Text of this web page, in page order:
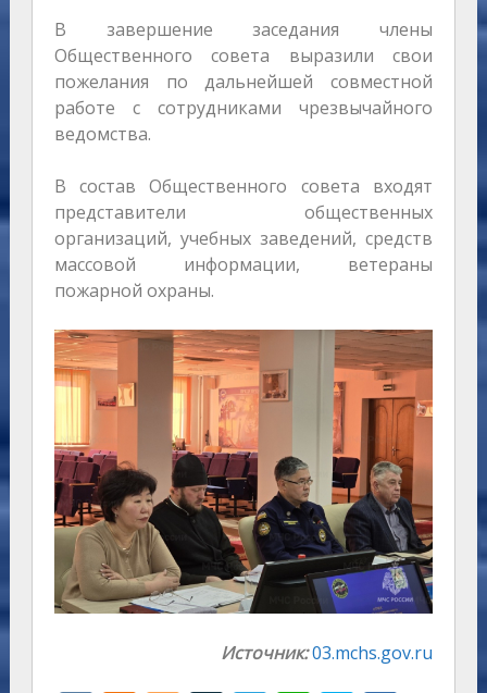
В завершение заседания члены
Общественного совета выразили свои
пожелания по дальнейшей совместной
работе с сотрудниками чрезвычайного
ведомства.
В состав Общественного совета входят
представители общественных
организаций, учебных заведений, средств
массовой информации, ветераны
пожарной охраны.
Источник:03.mchs.gov.ru